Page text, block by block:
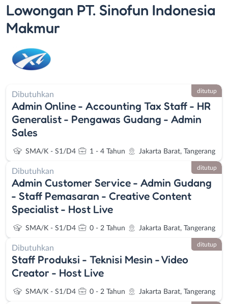
Lowongan PT. Sinofun Indonesia
Makmur
Dibutuhkan
Admin Online - Accounting Tax Staff - HR
Generalist - Pengawas Gudang - Admin
Sales
SMA/K - S1/D4 1 - 4 Tahun Jakarta Barat, Tangerang
ditutup
Dibutuhkan
Admin Customer Service - Admin Gudang
- Staff Pemasaran - Creative Content
Specialist - Host Live
SMA/K - S1/D4 0 - 2 Tahun Jakarta Barat, Tangerang
ditutup
Dibutuhkan
Staff Produksi - Teknisi Mesin - Video
Creator - Host Live
SMA/K - S1/D4 0 - 2 Tahun Jakarta Barat, Tangerang
ditutup